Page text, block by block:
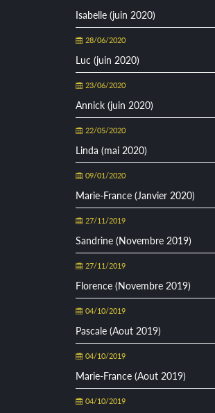
Isabelle (juin 2020)
28/06/2020
Luc (juin 2020)
23/06/2020
Annick (juin 2020)
22/05/2020
Linda (mai 2020)
09/01/2020
Marie-France (Janvier 2020)
27/11/2019
Sandrine (Novembre 2019)
27/11/2019
Florence (Novembre 2019)
04/10/2019
Pascale (Aout 2019)
04/10/2019
Marie-France (Aout 2019)
04/10/2019